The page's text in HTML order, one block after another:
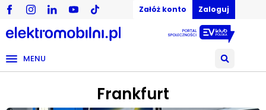
Załóż konto Zaloguj
MENU
Frankfurt